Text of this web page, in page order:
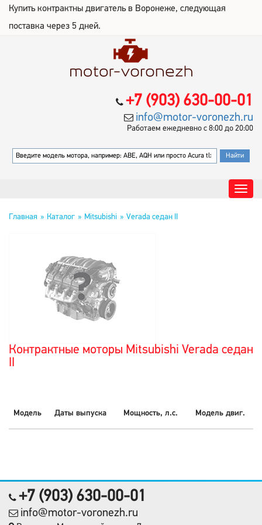
Купить контрактны двигатель в Воронеже, следующая
поставка через 5 дней.
+7 (903) 630-00-01
info@motor-voronezh.ru
Работаем ежедневно с 8:00 до 20:00
Главная Каталог Mitsubishi Verada седан II
Контрактные моторы Mitsubishi Verada седан
II
Модель Даты выпуска Мощность, л.с. Модель двиг.
+7 (903) 630-00-01
info@motor-voronezh.ru